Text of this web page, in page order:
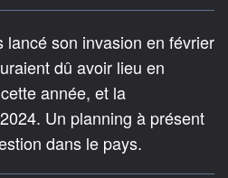
lancé son invasion en février
dû avoir lieu en
année, et la
Un planning à présent
dans le pays.